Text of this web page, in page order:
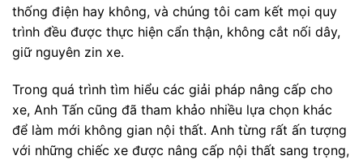
thống điện hay không, và chúng tôi cam kết mọi quy
trình đều được thực hiện cẩn thận, không cắt nối dây,
giữ nguyên zin xe.
Trong quá trình tìm hiểu các giải pháp nâng cấp cho
xe, Anh Tấn cũng đã tham khảo nhiều lựa chọn khác
để làm mới không gian nội thất. Anh từng rất ấn tượng
với những chiếc xe được nâng cấp nội thất sang trọng,